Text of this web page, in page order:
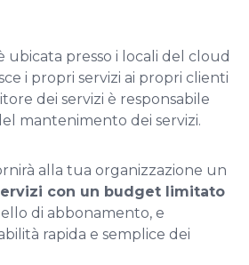
ubicata presso i locali del cloud
i propri servizi ai propri clienti
dei servizi è responsabile
mantenimento dei servizi.
alla tua organizzazione un
con un budget limitato
di abbonamento, e
rapida e semplice dei